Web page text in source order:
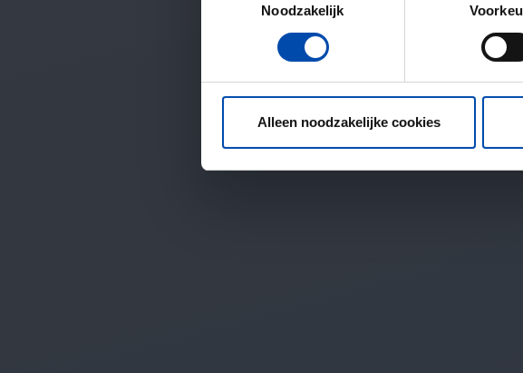
Noodzakelijk
Alleen noodzakelijke cookies